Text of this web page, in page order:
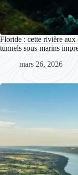
Floride : cette rivière aux
tunnels sous-marins
mars 26, 2026